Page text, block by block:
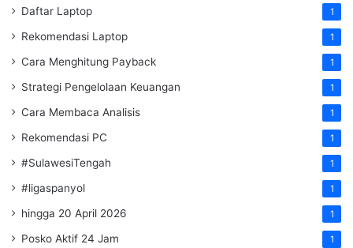
Daftar Laptop 1
Rekomendasi Laptop 1
Cara Menghitung Payback 1
Strategi Pengelolaan Keuangan 1
Cara Membaca Analisis 1
Rekomendasi PC 1
#SulawesiTengah 1
#ligaspanyol 1
hingga 20 April 2026 1
Posko Aktif 24 Jam 1